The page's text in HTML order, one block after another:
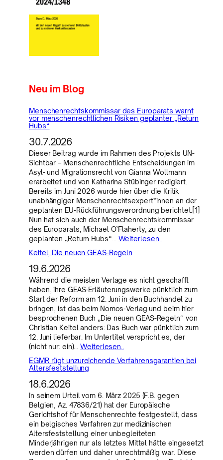
Neu im Blog
Menschenrechtskommissar des Europarats warnt
vor menschenrechtlichen Risiken geplanter „Return
Hubs“
30.7.2026
Dieser Beitrag wurde im Rahmen des Projekts UN-
Sichtbar – Menschenrechtliche Entscheidungen im
Asyl- und Migrationsrecht von Gianna Wollmann
erarbeitet und von Katharina Stübinger redigiert.
Bereits im Juni 2026 wurde hier über die Kritik
unabhängiger Menschenrechtsexpert*innen an der
geplanten EU-Rückführungsverordnung berichtet.[1]
Nun hat sich auch der Menschenrechtskommissar
des Europarats, Michael O’Flaherty, zu den
geplanten „Return Hubs“… Weiterlesen..
Keitel, Die neuen GEAS-Regeln
19.6.2026
Während die meisten Verlage es nicht geschafft
haben, ihre GEAS-Erläuterungswerke pünktlich zum
Start der Reform am 12. Juni in den Buchhandel zu
bringen, ist das beim Nomos-Verlag und beim hier
besprochenen Buch „Die neuen GEAS-Regeln“ von
Christian Keitel anders: Das Buch war pünktlich zum
12. Juni lieferbar. Im Untertitel verspricht es, der
(nicht nur: ein)…Weiterlesen..
EGMR rügt unzureichende Verfahrensgarantien bei
Altersfeststellung
18.6.2026
In seinem Urteil vom 6. März 2025 (F.B. gegen
Belgien, Az. 47836/21) hat der Europäische
Gerichtshof für Menschenrechte festgestellt, dass
ein belgisches Verfahren zur medizinischen
Altersfeststellung einer unbegleiteten
Minderjährigen nur als letztes Mittel hätte eingesetzt
werden dürfen und daher unrechtmäßig war. Diese